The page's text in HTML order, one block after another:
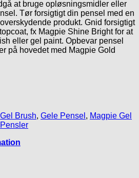
at bruge opløsningsmidler eller
Tør forsigtigt din pensel med en
produkt. Gnid forsigtigt
fx Magpie Shine Bright for at
eller gel paint. Opbevar pensel
på hovedet med Magpie Gold
Gel Brush, Gele Pensel , Magpie Gel
Pensler